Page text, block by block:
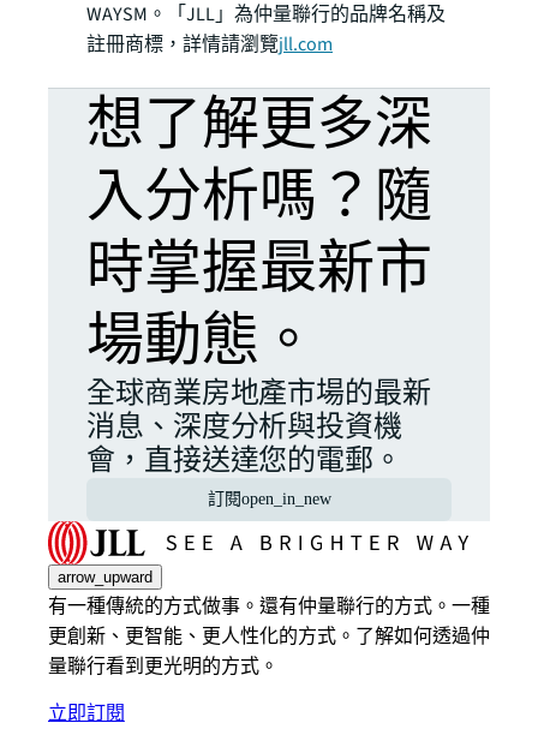
WAYSM。「JLL」為仲量聯行的品牌名稱及
註冊商標，詳情請瀏覽jll.com
想了解更多深
入分析嗎？隨
時掌握最新市
場動態。
全球商業房地產市場的最新
消息、深度分析與投資機
會，直接送達您的電郵。
訂閱open_in_new
arrow_upward
有一種傳統的方式做事。還有仲量聯行的方式。一種
更創新、更智能、更人性化的方式。了解如何透過仲
量聯行看到更光明的方式。
立即訂閱